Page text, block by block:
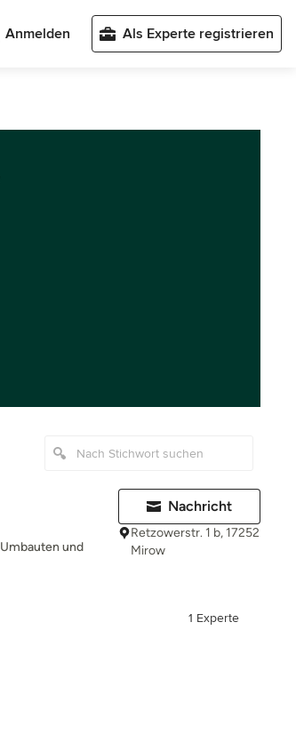
Anmelden Als Experte registrieren
und
Nachricht
Retzowerstr. 1 b, 17252
Mirow
1 Experte